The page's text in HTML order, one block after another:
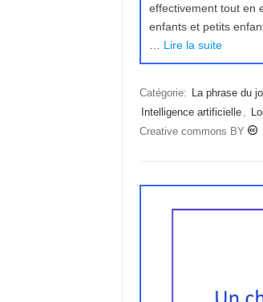
effectivement tout en
enfants et petits
Lire la suite
Catégorie: La phrase du
Intelligence artificielle ,
Creative commons BY